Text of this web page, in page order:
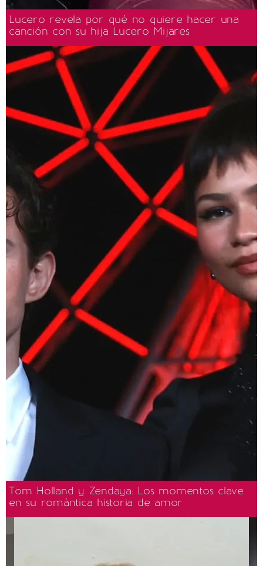
Lucero revela por qué no quiere hacer una
canción con su hija Lucero Mijares
Tom Holland y Zendaya: Los momentos clave
en su romántica historia de amor